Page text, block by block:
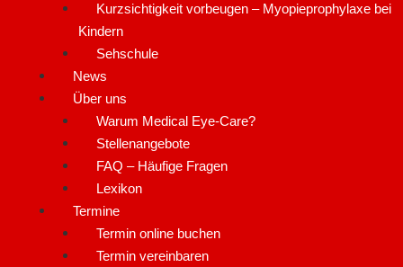
Kurzsichtigkeit vorbeugen – Myopieprophylaxe bei
Kindern
Sehschule
News
Über uns
Warum Medical Eye-Care?
Stellenangebote
FAQ – Häufige Fragen
Lexikon
Termine
Termin online buchen
Termin vereinbaren